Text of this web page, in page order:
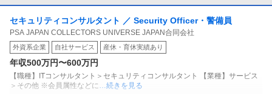
セキュリティコンサルタント ／ Security Officer・警備員
PSA JAPAN COLLECTORS UNIVERSE JAPAN合同会社
外資系企業 自社サービス 産休・育休実績あり
年収500万円〜600万円
【職種】ITコンサルタント＞セキュリティコンサルタント 【業種】サービス
＞その他 ※会員属性などに…続きを見る